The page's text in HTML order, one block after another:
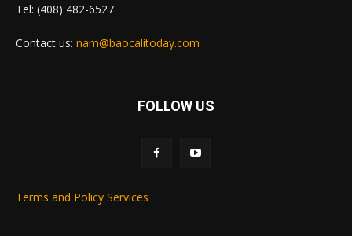
Tel: (408) 482-6527
Contact us: nam@baocalitoday.com
FOLLOW US
Terms and Policy Services